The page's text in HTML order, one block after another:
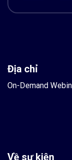
Địa chỉ
On-Demand
Về sự kiện